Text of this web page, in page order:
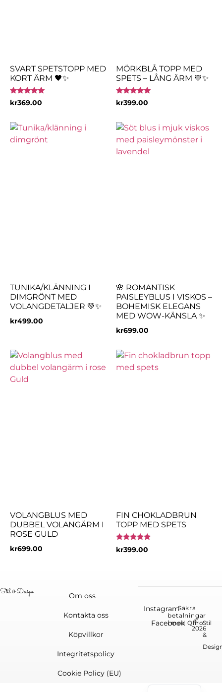
SVART SPETSTOPP MED
KORT ÄRM 🖤✨
Betygsatt
5.00
kr369.00
MÖRKBLÅ TOPP MED
SPETS – LÅNG ÄRM 💙✨
Betygsatt
4.80
kr399.00
TUNIKA/KLÄNNING I
DIMGRÖNT MED
VOLANGDETALJER 💚✨
kr499.00
🌸 ROMANTISK
PAISLEYBLUS I VISKOS –
BOHEMISK ELEGANS
MED WOW-KÄNSLA ✨
kr699.00
VOLANGBLUS MED
DUBBEL VOLANGÄRM I
ROSE GULD
kr699.00
FIN CHOKLADBRUN
TOPP MED SPETS
Betygsatt
5.00
kr399.00
Om oss
Kontakta oss
Köpvillkor
Integritetspolicy
Cookie Policy (EU)
©
2026
Stil
&
Instagram
Facebook
Säkra
betalningar
med Qliro